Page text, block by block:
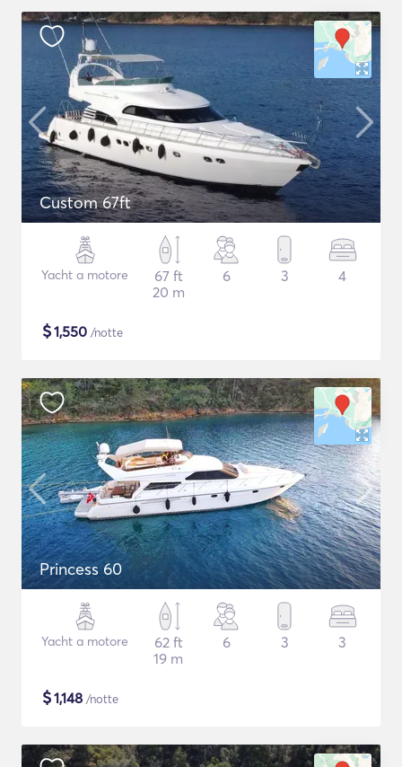
Custom 67ft
Yacht a motore
67 ft
20 m
6 3 4
$1,550 /notte
Princess 60
Yacht a motore
62 ft
19 m
6 3 3
$1,148 /notte